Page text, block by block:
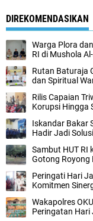
DIREKOMENDASIKAN
Warga Plora
RI di Mushola
Rutan Baturaja
dan Spiritual
Rilis Capaian
Korupsi Hingga
Iskandar Bakar
Hadir Jadi
Sambut HUT RI
Gotong Royong
Peringati Hari
Komitmen
Wakapolres
Peringatan Hari